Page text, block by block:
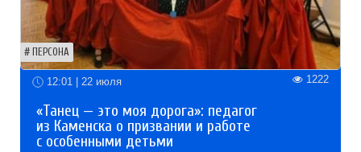
ПЕРСОНА
12:01 | 22 июля 1222
«Танец — это моя дорога»: педагог
из Каменска о призвании и работе
с особенными детьми